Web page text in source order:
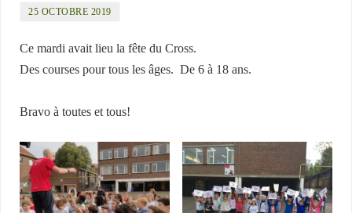
25 OCTOBRE 2019
Ce mardi avait lieu la fête du Cross.
Des courses pour tous les âges. De 6 à 18 ans.
Bravo à toutes et tous!